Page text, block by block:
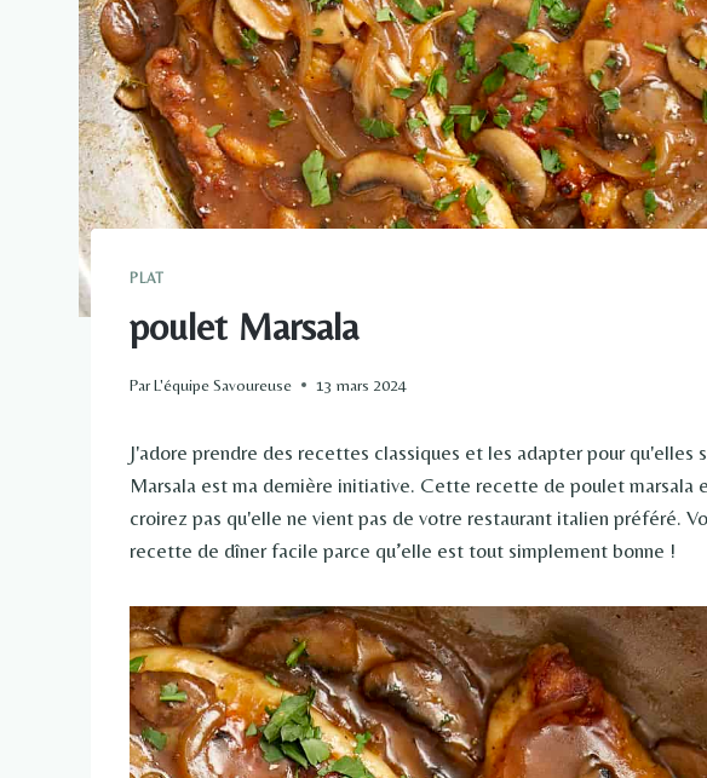
PLAT
poulet Marsala
ParL'équipe Savoureuse 13 mars 2024
J'adore prendre des recettes classiques et les adapter pour
Marsala est ma dernière initiative. Cette recette de poulet marsala
croirez pas qu'elle ne vient pas de votre restaurant italien préféré.
recette de dîner facile parce qu’elle est tout simplement bonne !